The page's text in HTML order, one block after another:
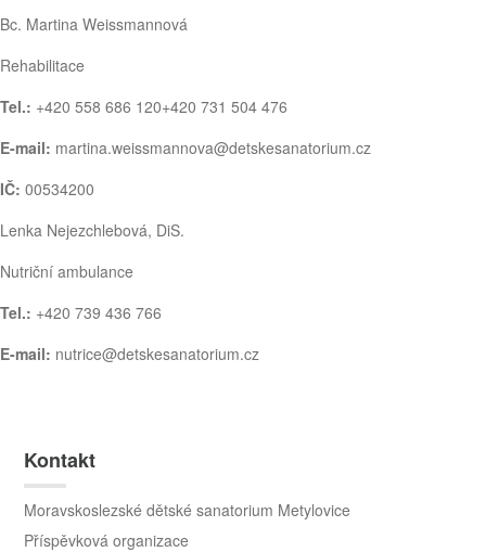
Bc. Martina Weissmannová
Rehabilitace
Tel.: +420 558 686 120+420 731 504 476
E-mail: martina.weissmannova@detskesanatorium.cz
IČ: 00534200
Lenka Nejezchlebová, DiS.
Nutriční ambulance
Tel.: +420 739 436 766
E-mail: nutrice@detskesanatorium.cz
Kontakt
Moravskoslezské dětské sanatorium Metylovice
Příspěvková organizace